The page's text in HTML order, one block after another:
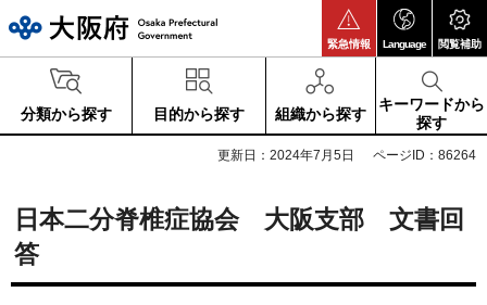
緊急情報 Language 閲覧補助
分類から探す 目的から探す 組織から探す
キーワードから
探す
更新日：2024年7月5日 ページID：86264
日本二分脊椎症協会 大阪支部 文書回
答